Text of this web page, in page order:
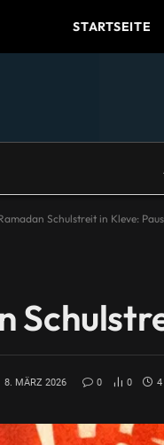
STARTSEITE
Schulstreit in Kleve:
8. MÄRZ 2026 0 0 4